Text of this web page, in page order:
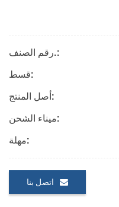
رقم الصنف.:
قسط:
أصل المنتج:
ميناء الشحن:
مهلة:
اتصل بنا